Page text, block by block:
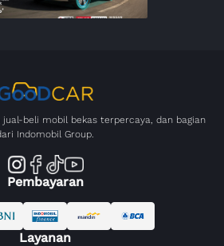
beli mobil bekas terpercaya, dan bagian
Indomobil Group.
Pembayaran
Layanan